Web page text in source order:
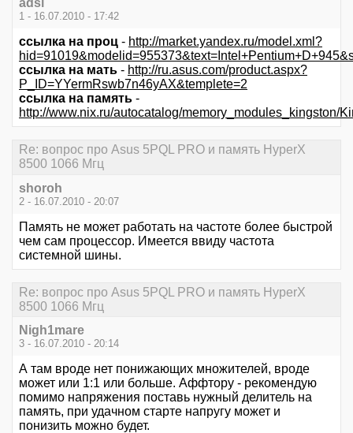
adsl
1 - 16.07.2010 - 17:42
ссылка на проц - http://market.yandex.ru/model.xml?
ссылка на мать - http://ru.asus.com/product.aspx?
P_ID=YYermRswb7n46yAX&templete=2
ссылка на память -
http://www.nix.ru/autocatalog/
Re: вопрос про Asus 5PQL PRO и память HyperX
8500 1066 Мгц
shoroh
2 - 16.07.2010 - 20:07
Память не может работать на частоте более быстрой
чем сам процессор. Имеется ввиду частота
системной шины.
Re: вопрос про Asus 5PQL PRO и память HyperX
8500 1066 Мгц
Nigh1mare
3 - 16.07.2010 - 20:14
А там вроде нет понижающих множителей, вроде
может или 1:1 или больше. Аффтору - рекомендую
помимо напряжения поставь нужный делитель на
память, при удачном старте напругу может и
понизить можно будет.